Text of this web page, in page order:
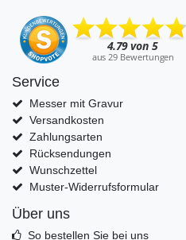
Service
Messer mit Gravur
Versandkosten
Zahlungsarten
Rücksendungen
Wunschzettel
Muster-Widerrufsformular
Über uns
So bestellen Sie bei uns